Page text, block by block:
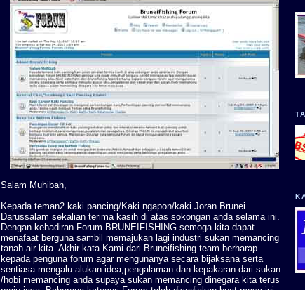
Salam Muhibah,
Kepada teman2 kaki pancing/Kaki ngapon/kaki Joran Brunei
Darussalam sekalian terima kasih di atas sokongan anda selama ini.
Dengan kehadiran Forum BRUNEIFISHING semoga kita dapat
menafaat berguna sambil memajukan lagi industri sukan memancing
tanah air kita. Akhir kata Kami dari Bruneifishing team berharap
kepada penguna forum agar mengunanya secara bijaksana serta
sentiasa mengalu-alukan idea,pengalaman dan kepakaran dari sukan
/hobi memancing anda supaya sukan memancing dinegara kita terus